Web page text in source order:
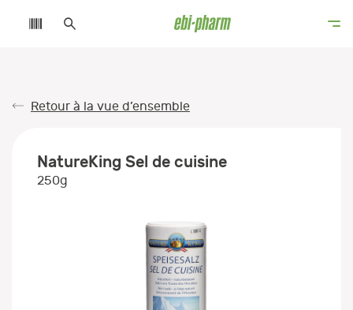
Retour à la vue d’ensemble
NatureKing Sel de cuisine
250g